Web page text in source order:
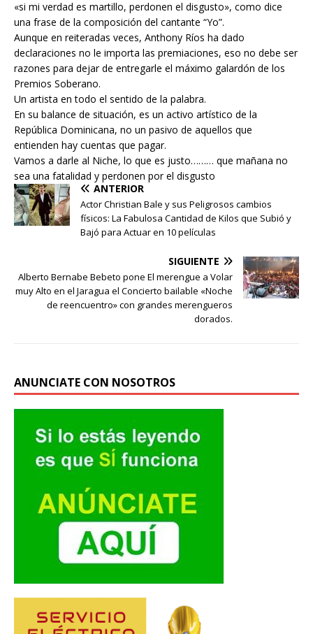
«si mi verdad es martillo, perdonen el disgusto», como dice
una frase de la composición del cantante “Yo”.
Aunque en reiteradas veces, Anthony Ríos ha dado
declaraciones no le importa las premiaciones, eso no debe ser
razones para dejar de entregarle el máximo galardón de los
Premios Soberano.
Un artista en todo el sentido de la palabra.
En su balance de situación, es un activo artístico de la
República Dominicana, no un pasivo de aquellos que
entienden hay cuentas que pagar.
Vamos a darle al Niche, lo que es justo……… que mañana no
sea una fatalidad y perdonen por el disgusto
ANTERIOR
Actor Christian Bale y sus Peligrosos cambios
físicos: La Fabulosa Cantidad de Kilos que Subió y
Bajó para Actuar en 10 películas
SIGUIENTE
Alberto Bernabe Bebeto pone El merengue a Volar
muy Alto en el Jaragua el Concierto bailable «Noche
de reencuentro» con grandes merengueros
dorados.
ANUNCIATE CON NOSOTROS